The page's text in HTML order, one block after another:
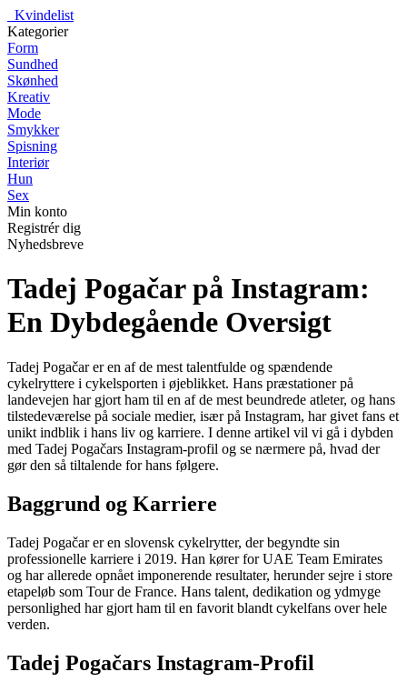
Kvindelist
Kategorier
Form
Sundhed
Skønhed
Kreativ
Mode
Smykker
Spisning
Interiør
Hun
Sex
Min konto
Registrér dig
Nyhedsbreve
Tadej Pogačar på Instagram:
En Dybdegående Oversigt
Tadej Pogačar er en af de mest talentfulde og spændende
cykelryttere i cykelsporten i øjeblikket. Hans præstationer på
landevejen har gjort ham til en af de mest beundrede atleter, og hans
tilstedeværelse på sociale medier, især på Instagram, har givet fans et
unikt indblik i hans liv og karriere. I denne artikel vil vi gå i dybden
med Tadej Pogačars Instagram-profil og se nærmere på, hvad der
gør den så tiltalende for hans følgere.
Baggrund og Karriere
Tadej Pogačar er en slovensk cykelrytter, der begyndte sin
professionelle karriere i 2019. Han kører for UAE Team Emirates
og har allerede opnået imponerende resultater, herunder sejre i store
etapeløb som Tour de France. Hans talent, dedikation og ydmyge
personlighed har gjort ham til en favorit blandt cykelfans over hele
verden.
Tadej Pogačars Instagram-Profil